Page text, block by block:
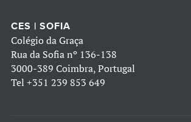
CES | SOFIA
Colégio da Graça
Rua da Sofia nº 136-138
3000-389 Coimbra, Portugal
Tel +351 239 853 649